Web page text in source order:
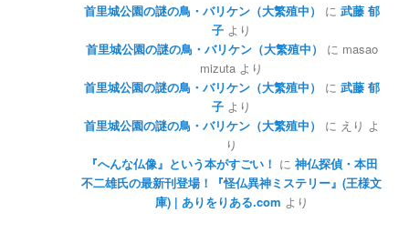
首里城公園の謎の鳥・バリケン（大繁殖中） に 武藤 郁
子 より
首里城公園の謎の鳥・バリケン（大繁殖中）
に masao
mizuta より
首里城公園の謎の鳥・バリケン（大繁殖中）
に 武藤 郁
子 より
首里城公園の謎の鳥・バリケン（大繁殖中）
に えり よ
り
『へんな仏像』という本がすごい！ に 神仏探偵・本田
不二雄氏の最新刊登場！『怪仏異神ミステリー』(王様文
庫) | ありをりある.com より